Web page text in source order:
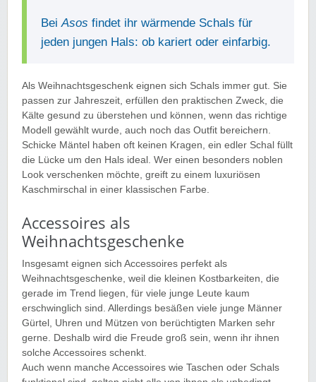
BeiAsos findet ihr wärmende Schals für
jeden jungen Hals: ob kariert oder einfarbig.
Als Weihnachtsgeschenk eignen sich Schals immer gut. Sie
passen zur Jahreszeit, erfüllen den praktischen Zweck, die
Kälte gesund zu überstehen und können, wenn das richtige
Modell gewählt wurde, auch noch das Outfit bereichern.
Schicke Mäntel haben oft keinen Kragen, ein edler Schal füllt
die Lücke um den Hals ideal. Wer einen besonders noblen
Look verschenken möchte, greift zu einem luxuriösen
Kaschmirschal in einer klassischen Farbe.
Accessoires als
Weihnachtsgeschenke
Insgesamt eignen sich Accessoires perfekt als
Weihnachtsgeschenke, weil die kleinen Kostbarkeiten, die
gerade im Trend liegen, für viele junge Leute kaum
erschwinglich sind. Allerdings besäßen viele junge Männer
Gürtel, Uhren und Mützen von berüchtigten Marken sehr
gerne. Deshalb wird die Freude groß sein, wenn ihr ihnen
solche Accessoires schenkt.
Auch wenn manche Accessoires wie Taschen oder Schals